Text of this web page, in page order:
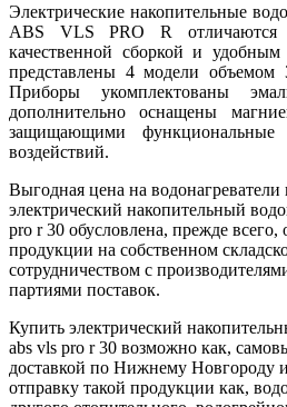
Электрические накопительные
ABS VLS PRO R отличаются
качественной сборкой и
представлены 4 модели
Приборы укомплектованы
дополнительно оснащены
защищающими функциональные
воздействий.
Выгодная цена на водонагреватели
электрический накопительный
pro r 30 обусловлена, прежде
продукции на собственном
сотрудничеством с
партиями поставок.
Купить электрический
abs vls pro r 30 возможно как,
доставкой по Нижнему Новгороду
отправку такой продукции как,